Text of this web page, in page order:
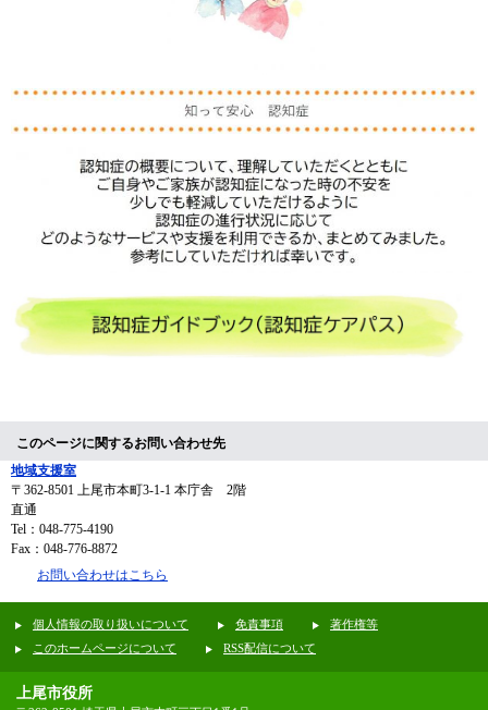
このページに関するお問い合わせ先
地域支援室
〒362-8501 上尾市本町3-1-1 本庁舎 2階
直通
Tel：048-775-4190
Fax：048-776-8872
お問い合わせはこちら
個人情報の取り扱いについて 免責事項
著作権等
このホームページについて
RSS配信について
上尾市役所